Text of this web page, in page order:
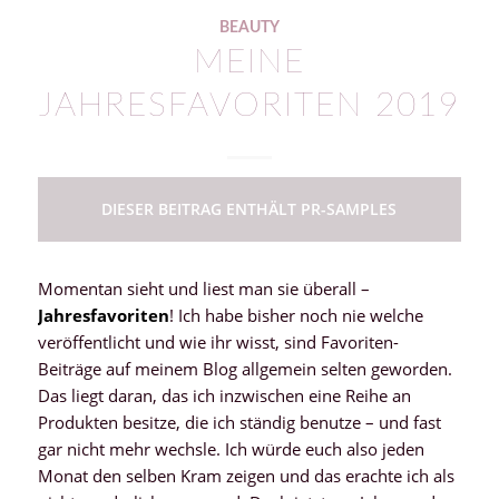
BEAUTY
MEINE
JAHRESFAVORITEN 2019
DIESER BEITRAG ENTHÄLT PR-SAMPLES
Momentan sieht und liest man sie überall –
Jahresfavoriten! Ich habe bisher noch nie welche
veröffentlicht und wie ihr wisst, sind Favoriten-
Beiträge auf meinem Blog allgemein selten geworden.
Das liegt daran, das ich inzwischen eine Reihe an
Produkten besitze, die ich ständig benutze – und fast
gar nicht mehr wechsle. Ich würde euch also jeden
Monat den selben Kram zeigen und das erachte ich als